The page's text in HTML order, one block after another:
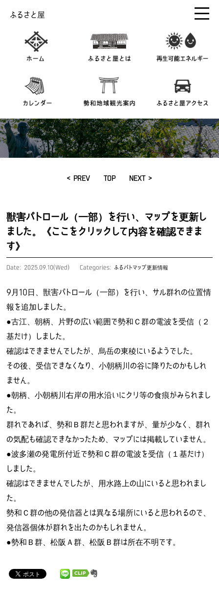
ふるさと屋
< PREV TOP NEXT >
獣害パトロール（一部）を行い、マップを更新し
ました。《ここをクリックして内容を確認できま
す》
Date: 2025.09.10(Wed) Categories:ふるパトマップ更新情報
9月10日、獣害パトロール（一部）を行い、サル群れの位置情
報を追加しました。
●古江、朝柄、片野の広い範囲で勢和Ｃ群の電波を受信（２
基だけ）しました。
確認はできませんでしたが、烏岳の東稜にいるようでした。
その後、受信できなくなり、小朝柄川の谷に降りたのかもしれ
ません。
●朝柄、小朝柄川右岸の用水沿いにクリ等の食痕がみられまし
た。
群れであれば、勢和Ｂ群だと思われますが、量が少なく、群れ
の気配も確認できなかったため、マップには掲載していません。
●波多瀬の発電所付近で勢和Ｃ群の電波を受信（１基だけ）
しました。
確認はできませんでしたが、用水路上の山にいると思われまし
た。
勢和Ｃ群の他の発信器とは異なる場所にいると思われるので、
発信器個体が群れを出たのかもしれません。
●勢和Ｂ群、松阪Ａ群、松阪Ｂ群は所在不明です。